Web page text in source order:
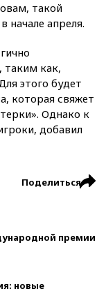
такой
начале апреля.
как,
этого будет
которая свяжет
Однако к
добавил
Поделиться
премии
новые